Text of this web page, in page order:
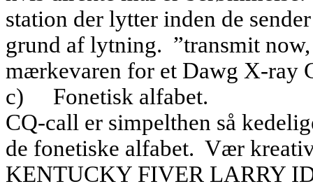
station der lytter inden de
grund af lytning. ”transmit
mærkevaren for et Dawg X-ray
c)
Fonetisk alfabet.
CQ-call er simpelthen så
de fonetiske alfabet. Vær
KENTUCKY FIVER LARRY